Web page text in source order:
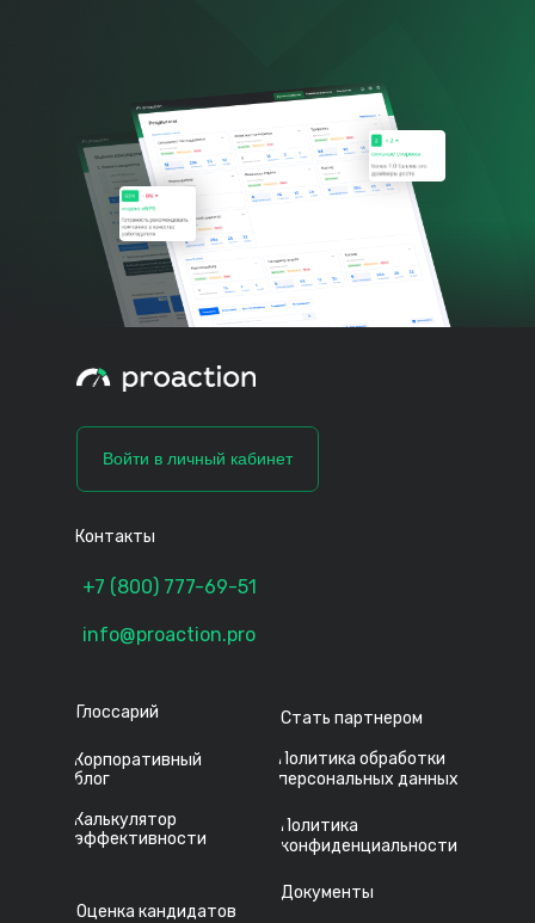
Войти в личный кабинет
Оценка кандидатов
Политика
конфиденциальности
Документы
Стать партнером
Корпоративный
блог
Калькулятор
эффективности
+7 (800) 777-69-51
info@proaction.pro
Политика обработки
персональных данных
Глоссарий
Контакты